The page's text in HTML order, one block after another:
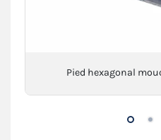
Pied hexagonal